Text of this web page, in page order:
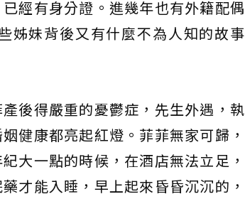
經有身分證。進幾年也有外籍配偶
姊妹背後又有什麼不為人知的故事
後得嚴重的憂鬱症，先生外遇，執
健康都亮起紅燈。菲菲無家可歸，
大一點的時候，在酒店無法立足，
才能入睡，早上起來昏昏沉沉的，